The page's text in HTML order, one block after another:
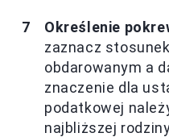
Określenie
zaznacz
obdarowanym a
znaczenie dla
podatkowej
najbliższej